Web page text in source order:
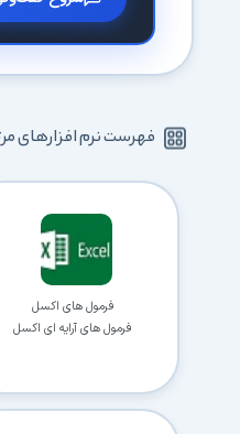
فهرست نرم افزارهای
فرمول های اکسل
فرمول های آرایه ای اکسل